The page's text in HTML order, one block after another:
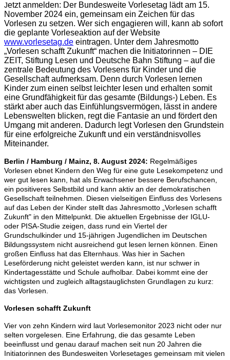
Jetzt anmelden: Der Bundesweite Vorlesetag lädt am 15.
November 2024 ein, gemeinsam ein Zeichen für das
Vorlesen zu setzen. Wer sich engagieren will, kann ab sofort
die geplante Vorleseaktion auf der Website
www.vorlesetag.de eintragen. Unter dem Jahresmotto
„Vorlesen schafft Zukunft“ machen die Initiatorinnen – DIE
ZEIT, Stiftung Lesen und Deutsche Bahn Stiftung – auf die
zentrale Bedeutung des Vorlesens für Kinder und die
Gesellschaft aufmerksam. Denn durch Vorlesen lernen
Kinder zum einen selbst leichter lesen und erhalten somit
eine Grundfähigkeit für das gesamte (Bildungs-) Leben. Es
stärkt aber auch das Einfühlungsvermögen, lässt in andere
Lebenswelten blicken, regt die Fantasie an und fördert den
Umgang mit anderen. Dadurch legt Vorlesen den Grundstein
für eine erfolgreiche Zukunft und ein verständnisvolles
Miteinander.
Berlin / Hamburg / Mainz, 8. August 2024: Regelmäßiges
Vorlesen ebnet Kindern den Weg für eine gute Lesekompetenz und
wer gut lesen kann, hat als Erwachsener bessere Berufschancen,
ein positiveres Selbstbild und kann aktiv an der demokratischen
Gesellschaft teilnehmen. Diesen vielseitigen Einfluss des Vorlesens
auf das Leben der Kinder stellt das Jahresmotto „Vorlesen schafft
Zukunft" in den Mittelpunkt. Die aktuellen Ergebnisse der IGLU-
oder PISA-Studie zeigen, dass rund ein Viertel der
Grundschulkinder und 15-jährigen Jugendlichen im Deutschen
Bildungssystem nicht ausreichend gut lesen lernen können. Einen
großen Einfluss hat das Elternhaus. Was hier in Sachen
Leseförderung nicht geleistet werden kann, ist nur schwer in
Kindertagesstätte und Schule aufholbar. Dabei kommt eine der
wichtigsten und zugleich alltagstauglichsten Grundlagen zu kurz:
das Vorlesen.
Vorlesen schafft Zukunft
Vier von zehn Kindern wird laut Vorlesemonitor 2023 nicht oder nur
selten vorgelesen. Eine Erfahrung, die das gesamte Leben
beeinflusst und genau darauf machen seit nun 20 Jahren die
Initiatorinnen des Bundesweiten Vorlesetages gemeinsam mit vielen